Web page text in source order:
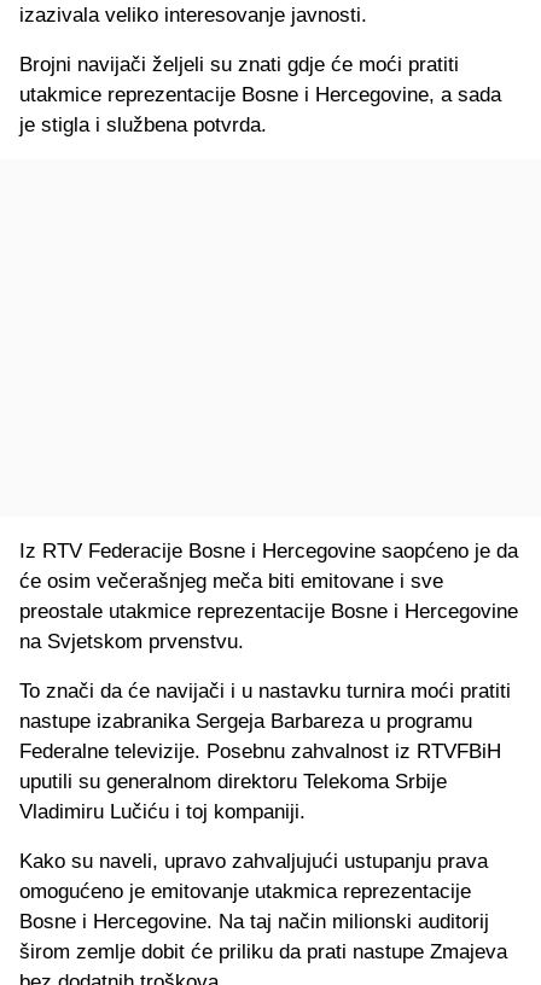
izazivala veliko interesovanje javnosti.
Brojni navijači željeli su znati gdje će moći pratiti
utakmice reprezentacije Bosne i Hercegovine, a sada
je stigla i službena potvrda.
Iz RTV Federacije Bosne i Hercegovine saopćeno je da
će osim večerašnjeg meča biti emitovane i sve
preostale utakmice reprezentacije Bosne i Hercegovine
na Svjetskom prvenstvu.
To znači da će navijači i u nastavku turnira moći pratiti
nastupe izabranika Sergeja Barbareza u programu
Federalne televizije. Posebnu zahvalnost iz RTVFBiH
uputili su generalnom direktoru Telekoma Srbije
Vladimiru Lučiću i toj kompaniji.
Kako su naveli, upravo zahvaljujući ustupanju prava
omogućeno je emitovanje utakmica reprezentacije
Bosne i Hercegovine. Na taj način milionski auditorij
širom zemlje dobit će priliku da prati nastupe Zmajeva